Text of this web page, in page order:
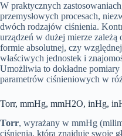
W praktycznych
przemysłowych procesach,
dwóch rodzajów ciśnienia.
urządzeń w dużej mierze
formie absolutnej, czy
właściwych jednostek i
Umożliwia to dokładne
parametrów ciśnieniowych w
Torr, mmHg, mmH2O, inHg,
Torr, wyrażany w mmHg
ciśnienia, która znajduje swoje